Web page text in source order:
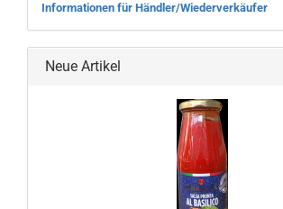
Informationen für Händler/Wiederverkäufer
Neue Artikel